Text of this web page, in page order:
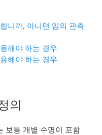
니까, 아니면 임의 관측
해야 하는 경우
해야 하는 경우
의
보통 개별 수명이 포함